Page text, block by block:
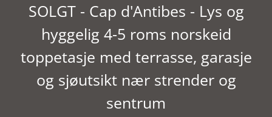
SOLGT - Cap d'Antibes - Lys og
hyggelig 4-5 roms norskeid
toppetasje med terrasse, garasje
og sjøutsikt nær strender og
sentrum